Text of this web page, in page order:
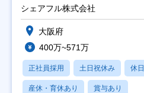
シェアフル株式会社
大阪府
400万~571万
正社員採用 土日祝休み 休
産休・育休あり 賞与あり